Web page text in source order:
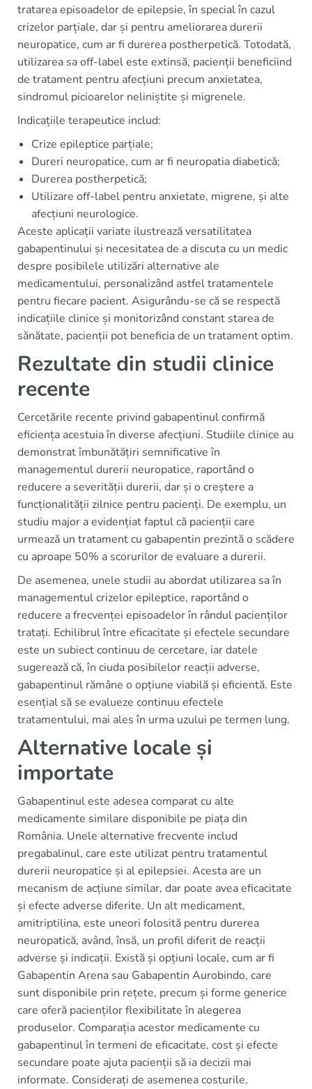
tratarea episoadelor de epilepsie, în special în cazul
crizelor parțiale, dar și pentru ameliorarea durerii
neuropatice, cum ar fi durerea postherpetică. Totodată,
utilizarea sa off-label este extinsă, pacienții beneficiind
de tratament pentru afecțiuni precum anxietatea,
sindromul picioarelor neliniștite și migrenele.
Indicațiile terapeutice includ:
Crize epileptice parțiale;
Dureri neuropatice, cum ar fi neuropatia diabetică;
Durerea postherpetică;
Utilizare off-label pentru anxietate, migrene, și alte
afecțiuni neurologice.
Aceste aplicații variate ilustrează versatilitatea
gabapentinului și necesitatea de a discuta cu un medic
despre posibilele utilizări alternative ale
medicamentului, personalizând astfel tratamentele
pentru fiecare pacient. Asigurându-se că se respectă
indicațiile clinice și monitorizând constant starea de
sănătate, pacienții pot beneficia de un tratament optim.
Rezultate din studii clinice
recente
Cercetările recente privind gabapentinul confirmă
eficiența acestuia în diverse afecțiuni. Studiile clinice au
demonstrat îmbunătățiri semnificative în
managementul durerii neuropatice, raportând o
reducere a severității durerii, dar și o creștere a
funcționalității zilnice pentru pacienți. De exemplu, un
studiu major a evidențiat faptul că pacienții care
urmează un tratament cu gabapentin prezintă o scădere
cu aproape 50% a scorurilor de evaluare a durerii.
De asemenea, unele studii au abordat utilizarea sa în
managementul crizelor epileptice, raportând o
reducere a frecvenței episoadelor în rândul pacienților
tratați. Echilibrul între eficacitate și efectele secundare
este un subiect continuu de cercetare, iar datele
sugerează că, în ciuda posibilelor reacții adverse,
gabapentinul rămâne o opțiune viabilă și eficientă. Este
esențial să se evalueze continuu efectele
tratamentului, mai ales în urma uzului pe termen lung.
Alternative locale și
importate
Gabapentinul este adesea comparat cu alte
medicamente similare disponibile pe piața din
România. Unele alternative frecvente includ
pregabalinul, care este utilizat pentru tratamentul
durerii neuropatice și al epilepsiei. Acesta are un
mecanism de acțiune similar, dar poate avea eficacitate
și efecte adverse diferite. Un alt medicament,
amitriptilina, este uneori folosită pentru durerea
neuropatică, având, însă, un profil diferit de reacții
adverse și indicații. Există și opțiuni locale, cum ar fi
Gabapentin Arena sau Gabapentin Aurobindo, care
sunt disponibile prin rețete, precum și forme generice
care oferă pacienților flexibilitate în alegerea
produselor. Comparația acestor medicamente cu
gabapentinul în termeni de eficacitate, cost și efecte
secundare poate ajuta pacienții să ia decizii mai
informate. Considerați de asemenea costurile,